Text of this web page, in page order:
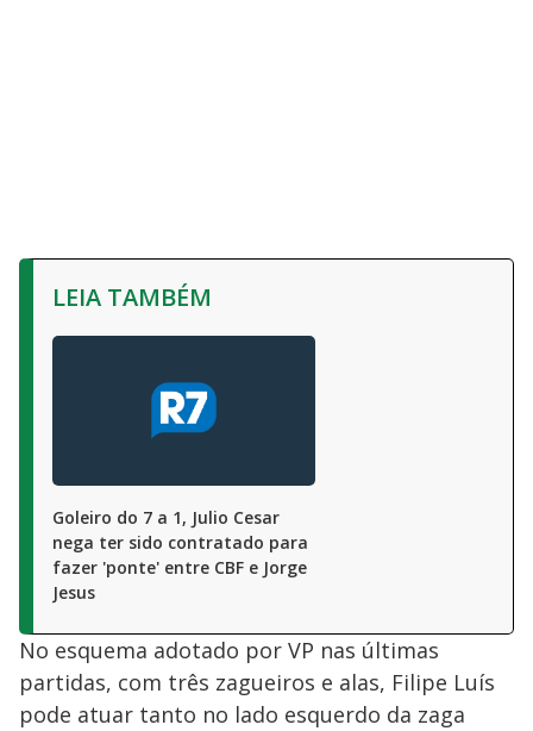
LEIA TAMBÉM
Goleiro do 7 a 1, Julio Cesar
nega ter sido contratado para
fazer 'ponte' entre CBF e Jorge
Jesus
No esquema adotado por VP nas últimas
partidas, com três zagueiros e alas, Filipe Luís
pode atuar tanto no lado esquerdo da zaga